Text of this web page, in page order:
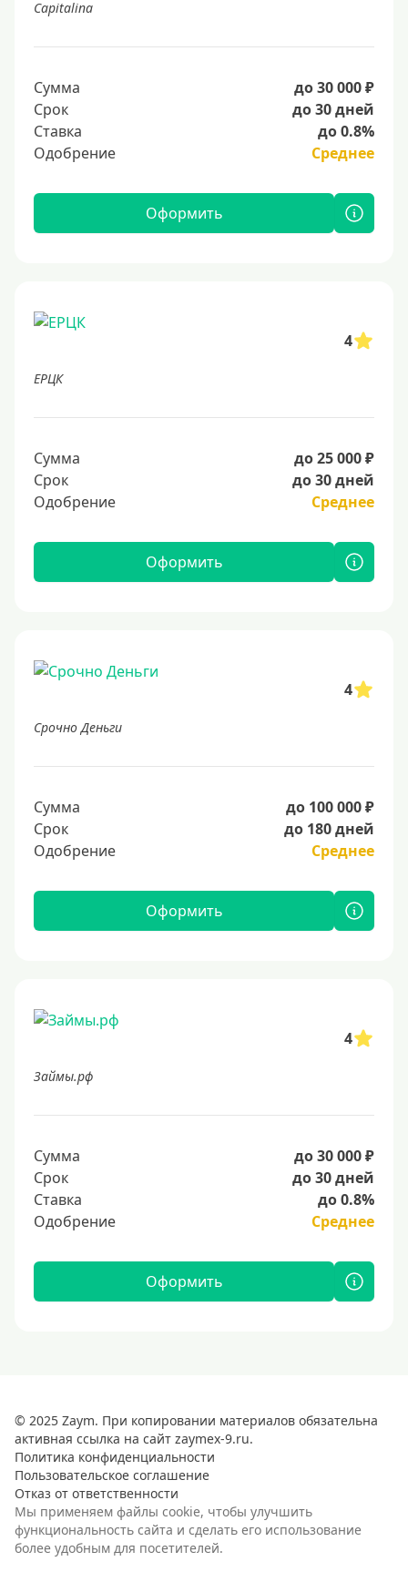
Capitalina
Сумма
до 30 000 ₽
Срок
до 30 дней
Ставка
до 0.8%
Одобрение
Среднее
Оформить
4
ЕРЦК
Сумма
до 25 000 ₽
Срок
до 30 дней
Одобрение
Среднее
Оформить
4
Срочно Деньги
Сумма
до 100 000 ₽
Срок
до 180 дней
Одобрение
Среднее
Оформить
4
Займы.рф
Сумма
до 30 000 ₽
Срок
до 30 дней
Ставка
до 0.8%
Одобрение
Среднее
Оформить
© 2025 Zaym. При копировании материалов обязательна
активная ссылка на сайт zaymex-9.ru.
Политика конфиденциальности
Пользовательское соглашение
Отказ от ответственности
Мы применяем файлы cookie, чтобы улучшить
функциональность сайта и сделать его использование
более удобным для посетителей.